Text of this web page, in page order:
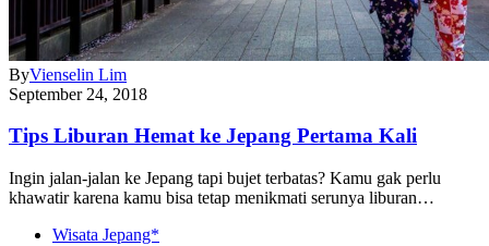
ByVienselin Lim
September 24, 2018
Tips Liburan Hemat ke Jepang Pertama Kali
Ingin jalan-jalan ke Jepang tapi bujet terbatas? Kamu gak perlu
khawatir karena kamu bisa tetap menikmati serunya liburan…
Wisata Jepang*